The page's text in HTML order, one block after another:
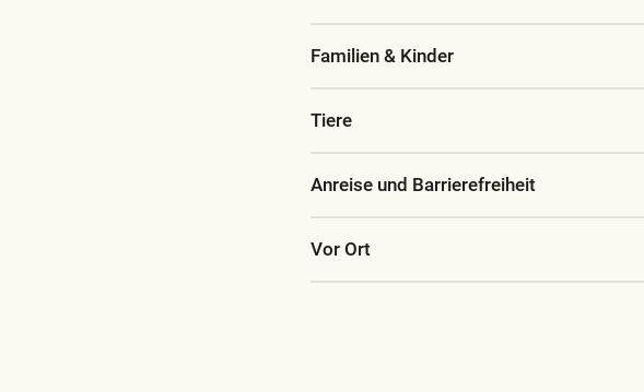
Familien & Kinder
Tiere
Anreise und Barrierefreiheit
Vor Ort